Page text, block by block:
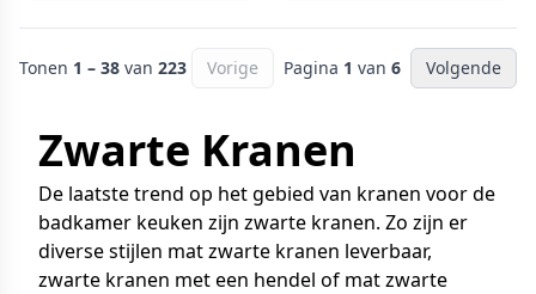
Tonen 1 – 38 van 223 Vorige Pagina 1 van 6 Volgende
Zwarte Kranen
De laatste trend op het gebied van kranen voor de
badkamer keuken zijn zwarte kranen. Zo zijn er
diverse stijlen mat zwarte kranen leverbaar,
zwarte kranen met een hendel of mat zwarte